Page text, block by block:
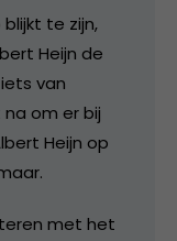
te zijn,
Heijn de
van
om er bij
Heijn op
met het